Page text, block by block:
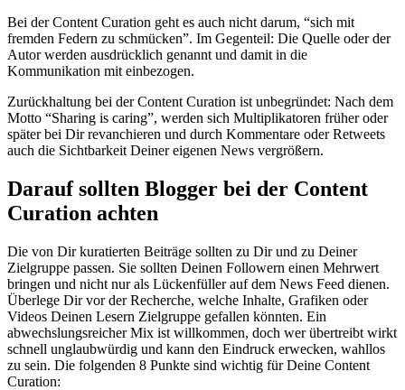
Bei der Content Curation geht es auch nicht darum, “sich mit
fremden Federn zu schmücken”. Im Gegenteil: Die Quelle oder der
Autor werden ausdrücklich genannt und damit in die
Kommunikation mit einbezogen.
Zurückhaltung bei der Content Curation ist unbegründet: Nach dem
Motto “Sharing is caring”, werden sich Multiplikatoren früher oder
später bei Dir revanchieren und durch Kommentare oder Retweets
auch die Sichtbarkeit Deiner eigenen News vergrößern.
Darauf sollten Blogger bei der Content
Curation achten
Die von Dir kuratierten Beiträge sollten zu Dir und zu Deiner
Zielgruppe passen. Sie sollten Deinen Followern einen Mehrwert
bringen und nicht nur als Lückenfüller auf dem News Feed dienen.
Überlege Dir vor der Recherche, welche Inhalte, Grafiken oder
Videos Deinen Lesern Zielgruppe gefallen könnten. Ein
abwechslungsreicher Mix ist willkommen, doch wer übertreibt wirkt
schnell unglaubwürdig und kann den Eindruck erwecken, wahllos
zu sein. Die folgenden 8 Punkte sind wichtig für Deine Content
Curation: